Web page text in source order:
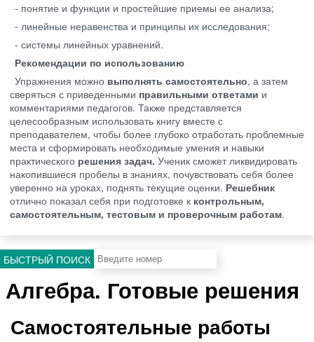
- понятие и функции и простейшие приемы ее анализа;
- линейные неравенства и принципы их исследования;
- системы линейных уравнений.
Рекомендации по использованию
Упражнения можно выполнять самостоятельно, а затем
сверяться с приведенными правильными ответами и
комментариями педагогов. Также представляется
целесообразным использовать книгу вместе с
преподавателем, чтобы более глубоко отработать проблемные
места и сформировать необходимые умения и навыки
практического решения задач. Ученик сможет ликвидировать
накопившиеся пробелы в знаниях, почувствовать себя более
уверенно на уроках, поднять текущие оценки. Решебник
отлично показал себя при подготовке к контрольным,
самостоятельным, тестовым и проверочным работам.
БЫСТРЫЙ ПОИСК
Алгебра. Готовые решения
Самостоятельные работы